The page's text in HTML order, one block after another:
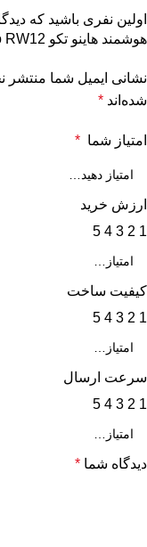
اولین نفری باشید که
هوشمند هاینو تکو Haino Teko RW12”
نشانی ایمیل شما منتشر
شده‌اند *
امتیاز شما *
ارزش خرید
1
2
3
4
5
کیفیت ساخت
1
2
3
4
5
سرعت ارسال
1
2
3
4
5
دیدگاه شما *